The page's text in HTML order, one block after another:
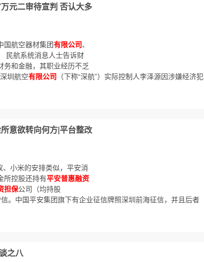
元二审待宣判 否认大多
国航空器材集团有限公司、
民航系统消息人士告诉财
务和金融，其职业经历不乏
圳航空有限公司 （下称“深航”）实际控制人李泽源因涉嫌经济犯
意欲转向何方|平台整改
小米的安排类似，平安消
所控股还持有平安普惠融资
担保公司（均持股
。中国平安集团旗下有企业征信牌照深圳前海征信，并且后者
之八